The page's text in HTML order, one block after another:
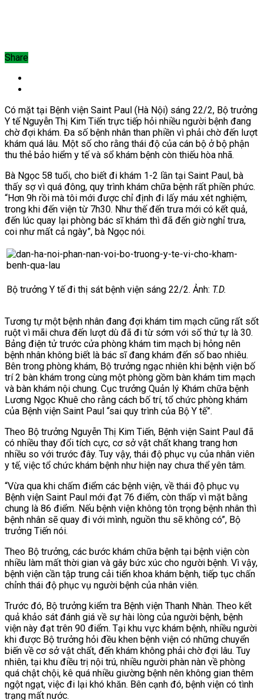
Share
Có mặt tại Bệnh viện Saint Paul (Hà Nội) sáng 22/2, Bộ trưởng
Y tế Nguyễn Thị Kim Tiến trực tiếp hỏi nhiều người bệnh đang
chờ đợi khám. Đa số bệnh nhân than phiền vì phải chờ đến lượt
khám quá lâu. Một số cho rằng thái độ của cán bộ ở bộ phận
thu thẻ bảo hiểm y tế và sổ khám bệnh còn thiếu hòa nhã.
Bà Ngọc 58 tuổi, cho biết đi khám 1-2 lần tại Saint Paul, bà
thấy sợ vì quá đông, quy trình khám chữa bệnh rất phiền phức.
“Hơn 9h rồi mà tôi mới được chỉ định đi lấy máu xét nghiệm,
trong khi đến viện từ 7h30. Như thế đến trưa mới có kết quả,
đến lúc quay lại phòng bác sĩ khám thì đã đến giờ nghỉ trưa,
coi như mất cả ngày”, bà Ngọc nói.
Bộ trưởng Y tế đi thị sát bệnh viện sáng 22/2. Ảnh: T.D.
Tương tự một bệnh nhân đang đợi khám tim mạch cũng rất sốt
ruột vì mãi chưa đến lượt dù đã đi từ sớm với số thứ tự là 30.
Bảng điện tử trước cửa phòng khám tim mạch bị hỏng nên
bệnh nhân không biết là bác sĩ đang khám đến số bao nhiêu.
Bên trong phòng khám, Bộ trưởng ngạc nhiên khi bệnh viện bố
trí 2 bàn khám trong cùng một phòng gồm bàn khám tim mạch
và bàn khám nội chung. Cục trưởng Quản lý Khám chữa bệnh
Lương Ngọc Khuê cho rằng cách bố trí, tổ chức phòng khám
của Bệnh viện Saint Paul “sai quy trình của Bộ Y tế”.
Theo Bộ trưởng Nguyễn Thị Kim Tiến, Bệnh viện Saint Paul đã
có nhiều thay đổi tích cực, cơ sở vật chất khang trang hơn
nhiều so với trước đây. Tuy vậy, thái độ phục vụ của nhân viên
y tế, việc tổ chức khám bệnh như hiện nay chưa thể yên tâm.
“Vừa qua khi chấm điểm các bệnh viện, về thái độ phục vụ
Bệnh viện Saint Paul mới đạt 76 điểm, còn thấp vì mặt bằng
chung là 86 điểm. Nếu bệnh viện không tôn trọng bệnh nhân thì
bệnh nhân sẽ quay đi với mình, nguồn thu sẽ không có”, Bộ
trưởng Tiến nói.
Theo Bộ trưởng, các bước khám chữa bệnh tại bệnh viện còn
nhiều làm mất thời gian và gây bức xúc cho người bệnh. Vì vậy,
bệnh viện cần tập trung cải tiến khoa khám bệnh, tiếp tục chấn
chỉnh thái độ phục vụ người bệnh của nhân viên.
Trước đó, Bộ trưởng kiểm tra Bệnh viện Thanh Nhàn. Theo kết
quả khảo sát đánh giá về sự hài lòng của người bệnh, bệnh
viện này đạt trên 90 điểm. Tại khu vực khám bệnh, nhiều người
khi được Bộ trưởng hỏi đều khen bệnh viện có những chuyển
biến về cơ sở vật chất, đến khám không phải chờ đợi lâu. Tuy
nhiên, tại khu điều trị nội trú, nhiều người phàn nàn về phòng
quá chật chội, kê quá nhiều giường bệnh nên không gian thêm
ngột ngạt, việc đi lại khó khăn. Bên cạnh đó, bệnh viện có tình
trạng mất nước.